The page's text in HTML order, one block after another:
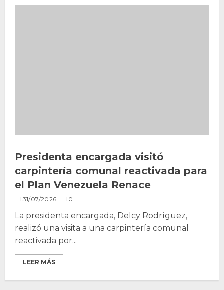
Presidenta encargada visitó
carpintería comunal reactivada para
el Plan Venezuela Renace
31/07/2026 0
La presidenta encargada, Delcy Rodríguez,
realizó una visita a una carpintería comunal
reactivada por...
LEER MÁS